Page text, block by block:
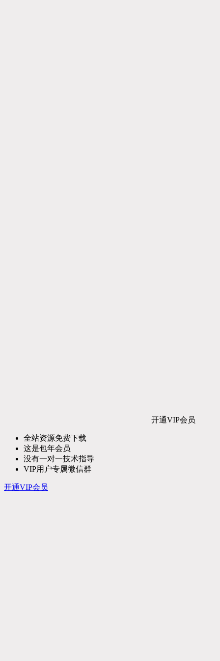
开通VIP会员
全站资源免费下载
这是包年会员
没有一对一技术指导
VIP用户专属微信群
开通VIP会员